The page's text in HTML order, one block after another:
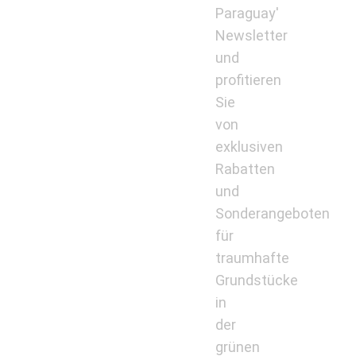
Paraguay'
Newsletter
und
profitieren
Sie
von
exklusiven
Rabatten
und
Sonderangeboten
für
traumhafte
Grundstücke
in
der
grünen